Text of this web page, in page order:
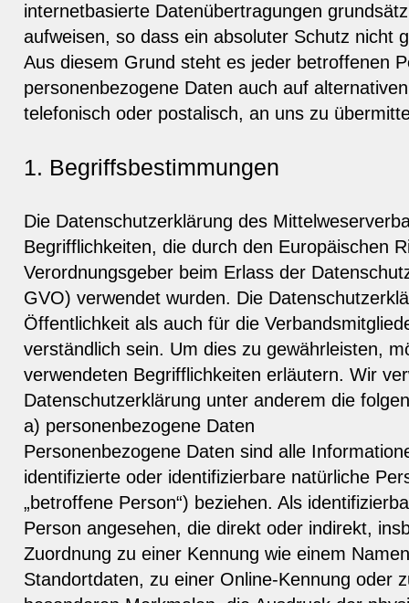
internetbasierte Datenübertragungen
aufweisen, so dass ein absoluter Schutz nicht
Aus diesem Grund steht es jeder betroffenen
personenbezogene Daten auch auf
telefonisch oder postalisch, an uns zu
1. Begriffsbestimmungen
Die Datenschutzerklärung des
Begrifflichkeiten, die durch den Europäischen
Verordnungsgeber beim Erlass der
GVO) verwendet wurden. Die
Öffentlichkeit als auch für die
verständlich sein. Um dies zu gewährleisten,
verwendeten Begrifflichkeiten erläutern. Wir
Datenschutzerklärung unter anderem die
a) personenbezogene Daten
Personenbezogene Daten sind alle
identifizierte oder identifizierbare natürliche
„betroffene Person“) beziehen. Als
Person angesehen, die direkt oder indirekt,
Zuordnung zu einer Kennung wie einem
Standortdaten, zu einer Online-Kennung oder